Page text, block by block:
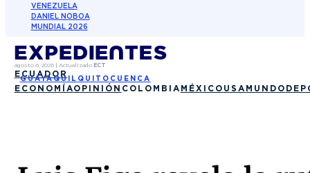
VENEZUELA
DANIEL NOBOA
MUNDIAL 2026
agosto 6, 2026| Actualizado ECT
ECUADOR
GUAYAQUIL QUITO CUENCA
ECONOMÍAOPINIÓN COLOMBIA MÉXICO USA MUNDO